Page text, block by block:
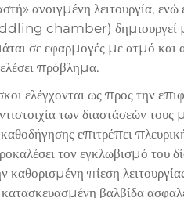
ανοιγμένη λειτουργία,
chamber) δημιουργεί
σε εφαρμογές με ατμό
πρόβλημα.
ελέγχονται ως προς την
των διαστάσεών
επιτρέπει
τον εγκλωβισμό του
καθορισμένη πίεση
βαλβίδα